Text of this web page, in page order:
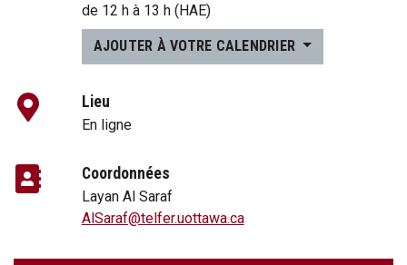
de 12 hà 13 h(HAE)
AJOUTER À VOTRE CALENDRIER
Lieu
En ligne
Coordonnées
Layan Al Saraf
AlSaraf@telfer.uottawa.ca